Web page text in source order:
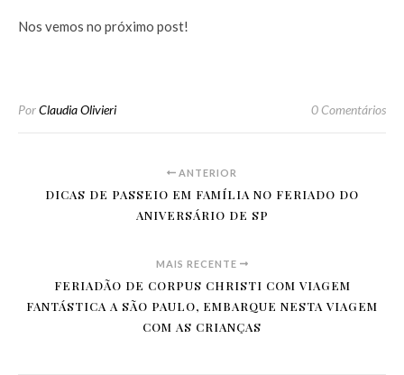
Nos vemos no próximo post!
PorClaudia Olivieri 0 Comentários
ANTERIOR
DICAS DE PASSEIO EM FAMÍLIA NO FERIADO DO
ANIVERSÁRIO DE SP
MAIS RECENTE
FERIADÃO DE CORPUS CHRISTI COM VIAGEM
FANTÁSTICA A SÃO PAULO, EMBARQUE NESTA VIAGEM
COM AS CRIANÇAS